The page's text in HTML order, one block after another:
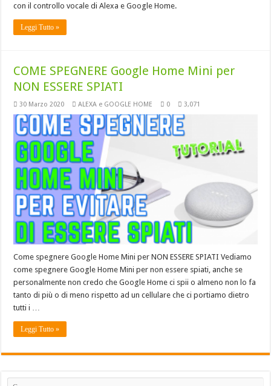
con il controllo vocale di Alexa e Google Home.
Leggi Tutto »
COME SPEGNERE Google Home Mini per
NON ESSERE SPIATI
30 Marzo 2020 ALEXA e GOOGLE HOME 0 3,071
Come spegnere Google Home Mini per NON ESSERE SPIATI Vediamo
come spegnere Google Home Mini per non essere spiati, anche se
personalmente non credo che Google Home ci spii o almeno non lo fa
tanto di più o di meno rispetto ad un cellulare che ci portiamo dietro
tutti i …
Leggi Tutto »